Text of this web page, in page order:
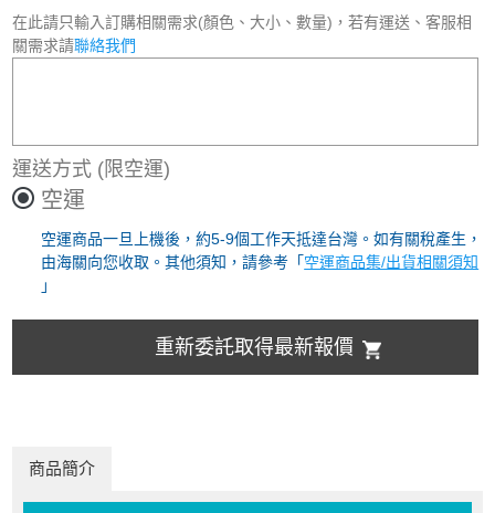
在此請只輸入訂購相關需求(顏色、大小、數量)，若有運送、客服相
關需求請聯絡我們
運送方式 (限空運)
空運
空運商品一旦上機後，約5-9個工作天抵達台灣。如有關稅產生，
由海關向您收取。其他須知，請參考「空運商品集/出貨相關須知
」
重新委託取得最新報價
商品簡介